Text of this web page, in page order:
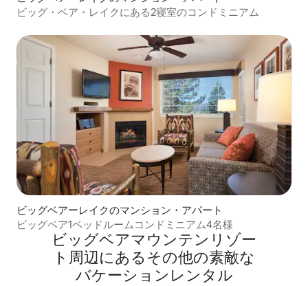
ビッグ・ベア・レイクにある2寝室のコンドミニアム
ビッグベアーレイクのマンション・アパート
ビッグベア1ベッドルームコンドミニアム4名様
ビッグベアマウンテンリゾー
ト⁠周⁠辺⁠に⁠あ⁠るそ⁠の⁠他⁠の素⁠敵⁠な
バ⁠ケ⁠ー⁠シ⁠ョ⁠ン⁠レ⁠ン⁠タ⁠ル